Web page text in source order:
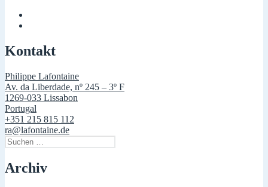
Kontakt
Philippe Lafontaine
Av. da Liberdade, nº 245 – 3º F
1269-033 Lissabon
Portugal
+351 215 815 112
ra@lafontaine.de
Suchen
nach:
Archiv